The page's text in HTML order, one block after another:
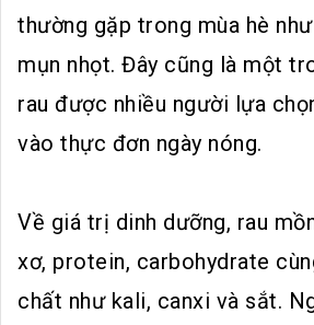
thường gặp trong mùa hè
mụn nhọt. Đây cũng là một
rau được nhiều người lựa
vào thực đơn ngày nóng.
Về giá trị dinh dưỡng, rau
xơ, protein, carbohydrate
chất như kali, canxi và sắt.